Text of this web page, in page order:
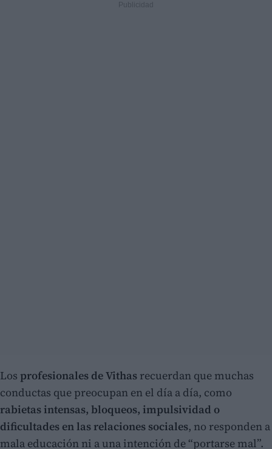
Los profesionales de Vithas recuerdan que muchas
conductas que preocupan en el día a día, como
rabietas intensas, bloqueos, impulsividad o
dificultades en las relaciones sociales, no responden a
mala educación ni a una intención de “portarse mal”.